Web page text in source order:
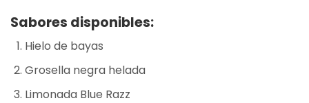
Sabores disponibles:
Hielo de bayas
Grosella negra helada
Limonada Blue Razz